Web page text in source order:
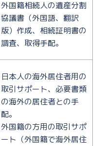
外国籍相続人の遺産分割
協議書（外国語、翻訳
版）作成、相続証明書の
調査、取得手配。
日本人の海外居住者用の
取引サポート、必要書類
の海外の居住者との手
配。
外国籍の方用の取引サポ
ート（外国籍で海外居住